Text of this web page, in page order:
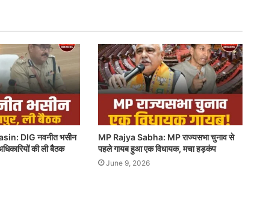
DIG नवनीत भसीन
की ली बैठक
MP Rajya Sabha: MP राज्यसभा चुनाव से
पहले गायब हुआ एक विधायक, मचा हड़कंप
June 9, 2026